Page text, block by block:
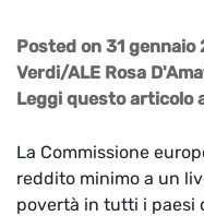
Posted on 31 gennaio
Verdi/ALE Rosa
Leggi questo articolo
La Commissione
reddito minimo a un
povertà in tutti i paesi